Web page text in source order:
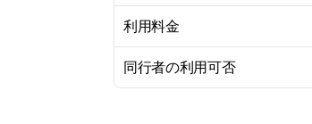
利用料金
同行者の利用可否